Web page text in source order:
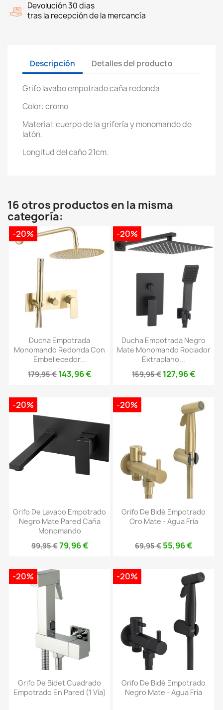
Devolución 30 dias
tras la recepción de la mercancía
Descripción Detalles del producto
Grifo lavabo empotrado caña redonda
Color: cromo
Material: cuerpo de la grifería y monomando de
latón.
Longitud del caño 21cm.
16 otros productos en la misma
categoría:
Ducha Empotrada
Monomando Redonda Con
Embellecedor...
179,95 € 143,96 €
-20%
Ducha Empotrada Negro
Mate Monomando Rociador
Extraplano...
159,95 € 127,96 €
-20%
Grifo De Lavabo Empotrado
Negro Mate Pared Caña
Monomando
99,95 €79,96 €
-20%
Grifo De Bidé Empotrado
Oro Mate - Agua Fría
69,95 € 55,96 €
-20%
Grifo De Bidet Cuadrado
Empotrado En Pared (1 Vía)
-20%
Grifo De Bidé Empotrado
Negro Mate - Agua Fría
-20%